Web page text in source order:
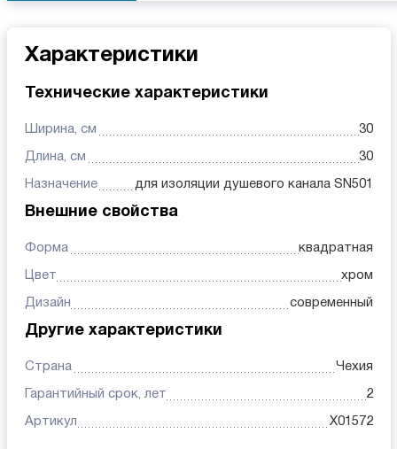
Характеристики
Технические характеристики
Ширина, см 30
Длина, см 30
Назначение для изоляции душевого канала SN501
Внешние свойства
Форма квадратная
Цвет хром
Дизайн современный
Другие характеристики
Страна Чехия
Гарантийный срок, лет 2
Артикул X01572